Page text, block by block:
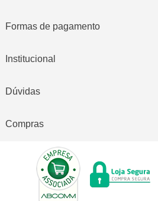
Formas de pagamento
Institucional
Dúvidas
Compras